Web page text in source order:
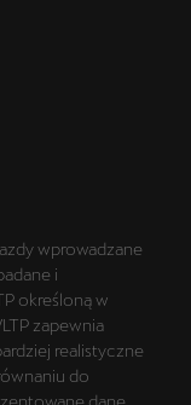
wprowadzane
i
określoną w
zapewnia
realistyczne
do